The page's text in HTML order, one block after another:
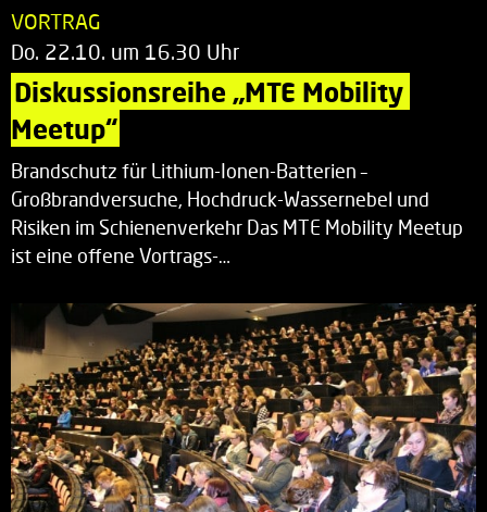
VORTRAG
Do. 22.10. um 16.30 Uhr
Diskussionsreihe „MTE Mobility
Meetup“
Brandschutz für Lithium-Ionen-Batterien –
Großbrandversuche, Hochdruck-Wassernebel und
Risiken im Schienenverkehr Das MTE Mobility Meetup
ist eine offene Vortrags-…